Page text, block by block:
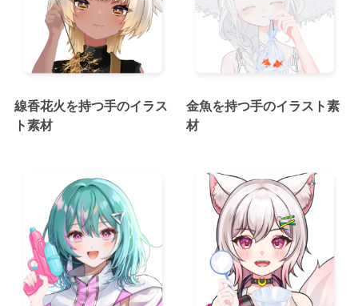
線香花火を持つ手のイラス
ト素材
金魚を持つ手のイラスト素
材